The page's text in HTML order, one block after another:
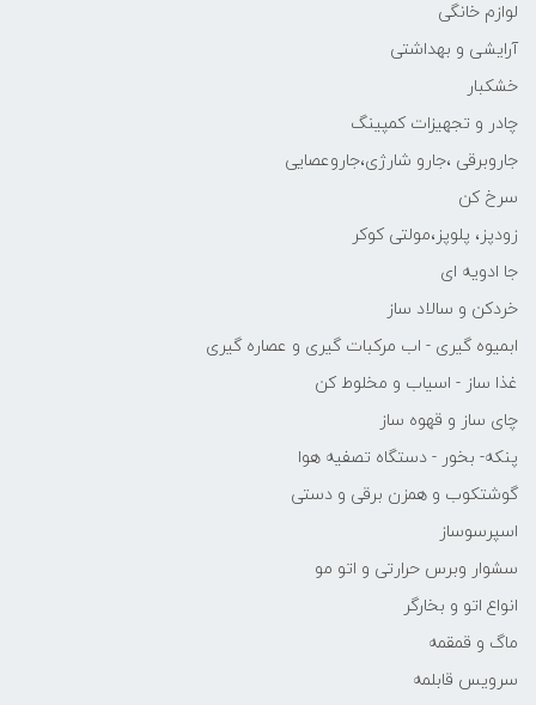
لوازم خانگی
آرایشی و بهداشتی
خشکبار
چادر و تجهیزات کمپینگ
جاروبرقی ،جارو شارژی،جاروعصایی
سرخ کن
زودپز، پلوپز،مولتی کوکر
جا ادویه ای
خردکن و سالاد ساز
ابمیوه گیری - اب مرکبات گیری و عصاره گیری
غذا ساز - اسیاب و مخلوط کن
چای ساز و قهوه ساز
پنکه- بخور - دستگاه تصفیه هوا
گوشتکوب و همزن برقی و دستی
اسپرسوساز
سشوار وبرس حرارتی و اتو مو
انواع اتو و بخارگر
ماگ و قمقمه
سرویس قابلمه